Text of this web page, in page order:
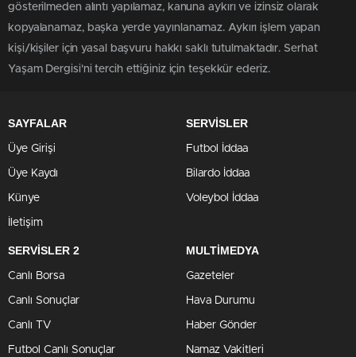
gösterilmeden alıntı yapılamaz, kanuna aykırı ve izinsiz olarak
kopyalanamaz, başka yerde yayınlanamaz. Aykırı işlem yapan
kişi/kişiler için yasal başvuru hakkı saklı tutulmaktadır. Serhat
Yaşam Dergisi'ni tercih ettiğiniz için teşekkür ederiz.
SAYFALAR
Üye Girişi
Üye Kaydı
Künye
İletişim
SERVİSLER
Futbol İddaa
Bilardo İddaa
Voleybol İddaa
SERVİSLER 2
Canlı Borsa
Canlı Sonuçlar
Canlı TV
Futbol Canlı Sonuçlar
MULTİMEDYA
Gazeteler
Hava Durumu
Haber Gönder
Namaz Vakitleri